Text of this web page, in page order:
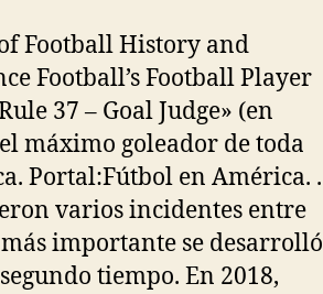
Football History and
Football’s Football Player
37 – Goal Judge» (en
máximo goleador de toda
Portal:Fútbol en América. .
varios incidentes entre
importante se desarrolló
tiempo. En 2018,